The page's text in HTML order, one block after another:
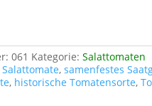
061 Kategorie:Salattomaten
Salattomate,samenfestes
, historische Tomatensorte,